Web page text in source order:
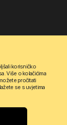
korisničko
Više o kolačićima
pročitati
se s uvjetima